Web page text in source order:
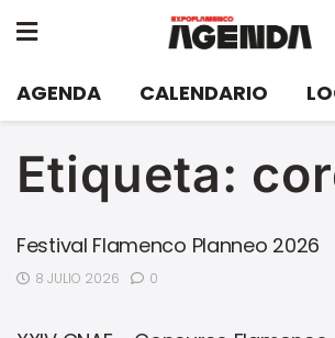
AGENDA CALENDARIO
Etiqueta:
Festival Flamenco Planneo 2026
8 JULIO 2026 0